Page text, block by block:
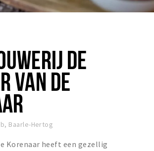
& podia
DE
VAN DE
, Baarle-Hertog
Korenaar heeft een gezellig